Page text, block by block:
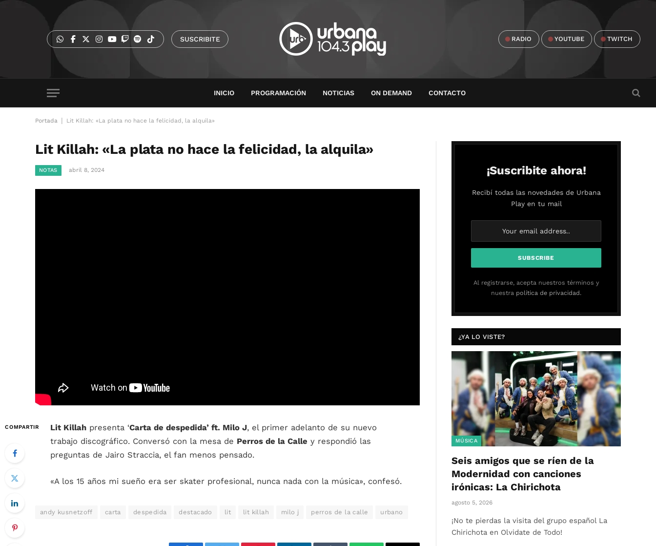
SUSCRIBITE RADIO YOUTUBE TWITCH
INICIO PROGRAMACIÓN NOTICIAS ON DEMAND CONTACTO
Portada Lit Killah: «La plata no hace la felicidad, la alquila»
Lit Killah: «La plata no hace la felicidad, la alquila»
NOTAS abril 8, 2024
COMPARTIR Lit Killah presenta ‘Carta de despedida’ ft. Milo J, el primer adelanto de su nuevo
trabajo discográfico. Conversó con la mesa de Perros de la Calle y respondió las
preguntas de Jairo Straccia, el fan menos pensado.
«A los 15 años mi sueño era ser skater profesional, nunca nada con la música», confesó.
andy kusnetzoff carta despedida destacado lit lit killah milo j perros de la calle urbano
¡Suscribite ahora!
Recibí todas las novedades de Urbana
Play en tu mail
Al registrarse, acepta nuestros términos y
nuestra política de privacidad.
¿YA LO VISTE?
MÚSICA
Seis amigos que se ríen de la
Modernidad con canciones
irónicas: La Chirichota
agosto 5, 2026
¡No te pierdas la visita del grupo español La
Chirichota en Olvidate de Todo!